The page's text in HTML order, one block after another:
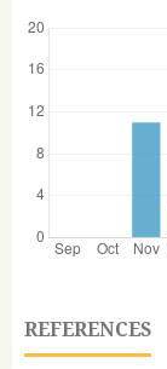
REFERENCES